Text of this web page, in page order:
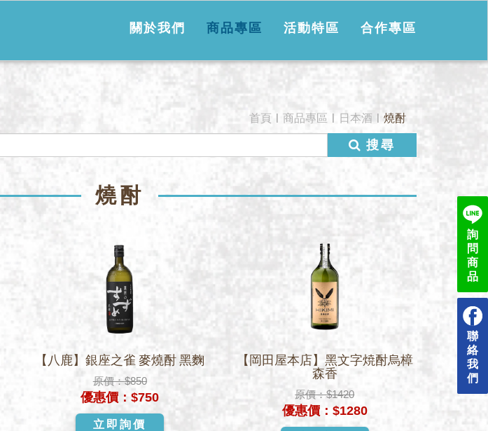
詢
問
商
品
聯
絡
我
們
關於我們 商品專區 活動特區 合作專區
首頁 商品專區 日本酒 燒酎
搜尋
燒酎
【八鹿】銀座之雀 麥燒酎 黑麴
原價：$850
優惠價：$750
立即詢價
【岡田屋本店】黑文字焼酎烏樟
森香
原價：$1420
優惠價： $1280